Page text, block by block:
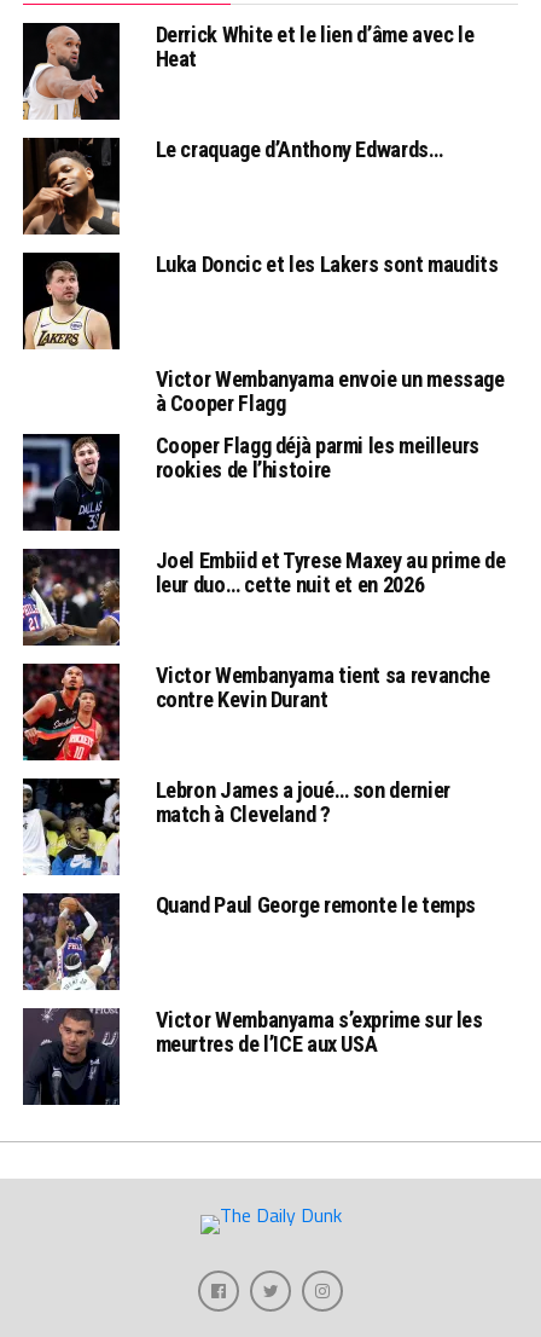
Derrick White et le lien d’âme avec le
Heat
Le craquage d’Anthony Edwards…
Luka Doncic et les Lakers sont maudits
Victor Wembanyama envoie un message
à Cooper Flagg
Cooper Flagg déjà parmi les meilleurs
rookies de l’histoire
Joel Embiid et Tyrese Maxey au prime de
leur duo… cette nuit et en 2026
Victor Wembanyama tient sa revanche
contre Kevin Durant
Lebron James a joué… son dernier
match à Cleveland ?
Quand Paul George remonte le temps
Victor Wembanyama s’exprime sur les
meurtres de l’ICE aux USA